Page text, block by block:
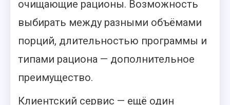
очищающие рационы. Возможность
выбирать между разными объёмами
порций, длительностью программы и
типами рациона — дополнительное
преимущество.
Клиентский сервис — ещё один